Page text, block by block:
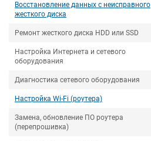
Восстановление данных с неисправного
жесткого диска
Ремонт жесткого диска HDD или SSD
Настройка Интернета и сетевого
оборудования
Диагностика сетевого оборудования
Настройка Wi-Fi (роутера)
Замена, обновление ПО роутера
(перепрошивка)